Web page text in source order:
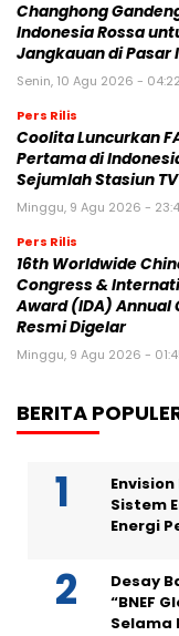
Changhong
Indonesia Rossa
Jangkauan di Pasar
Senin, 10 Agu 2026 -
Pers Rilis
Coolita Luncurkan
Pertama di
Sejumlah Stasiun
Minggu, 9 Agu 2026 -
Pers Rilis
16th Worldwide
Congress &
Award (IDA) Annual
Resmi Digelar
Minggu, 9 Agu 2026 -
BERITA
Sistem
Energi
Desay
“BNEF
Selama